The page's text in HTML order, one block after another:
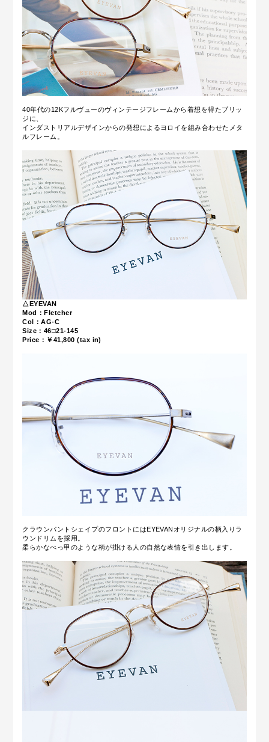
40年代の12Kフルヴューのヴィンテージフレームから着想を得たブリッ
ジに、
インダストリアルデザインからの発想によるヨロイを組み合わせたメタ
ルフレーム。
△EYEVAN
Mod：Fletcher
Col：AG-C
Size：46□21-145
Price：￥41,800 (tax in)
クラウンパントシェイプのフロントにはEYEVANオリジナルの柄入りラ
ウンドリムを採用。
柔らかなべっ甲のような柄が掛ける人の自然な表情を引き出します。